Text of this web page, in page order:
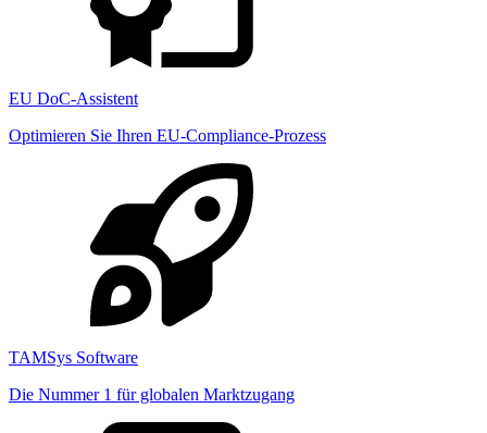
EU DoC-Assistent
Optimieren Sie Ihren EU-Compliance-Prozess
TAMSys Software
Die Nummer 1 für globalen Marktzugang